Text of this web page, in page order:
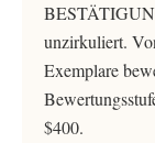
unzirkuliert.
Exemplare
$400.